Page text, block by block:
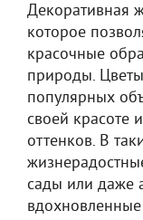
Декоративная
которое
красочные
природы.
популярных
своей красоте
оттенков. В
сады или даже